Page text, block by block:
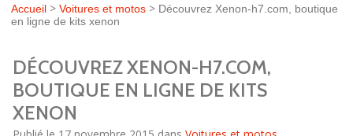
Accueil > Voitures et motos > Découvrez Xenon-h7.com, boutique
en ligne de kits xenon
DÉCOUVREZ XENON-H7.COM,
BOUTIQUE EN LIGNE DE KITS
XENON